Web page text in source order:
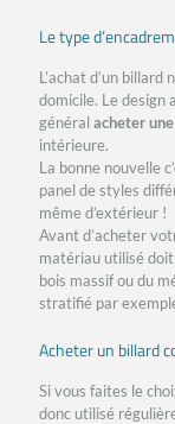
Le type
L’achat d’un billard
domicile. Le design
généralacheter
intérieure.
La bonne nouvelle
panel de styles
même d’extérieur !
Avant d’acheter
matériau utilisé doit
bois massif ou du
stratifié par
Acheter un billard
Si vous faites le
donc utilisé